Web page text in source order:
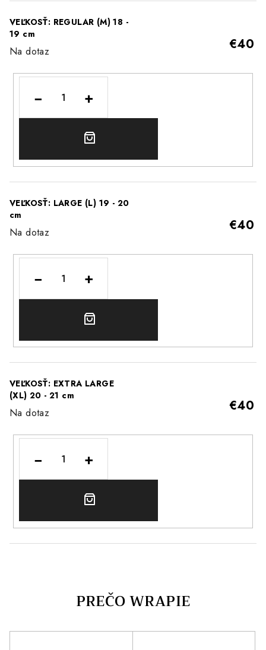
VEĽKOSŤ: REGULAR (M) 18 -
19 cm
Na dotaz €40
+
−
DO
VEĽKOSŤ: LARGE (L) 19 - 20
cm
Na dotaz €40
+
−
DO
VEĽKOSŤ: EXTRA LARGE
(XL) 20 - 21 cm
Na dotaz €40
+
−
DO